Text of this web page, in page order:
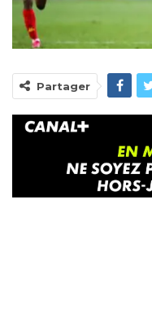
Partager